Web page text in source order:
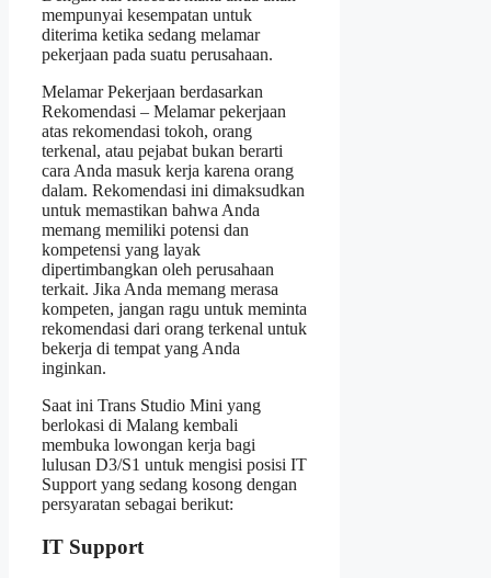
mempunyai kesempatan untuk
diterima ketika sedang melamar
pekerjaan pada suatu perusahaan.
Melamar Pekerjaan berdasarkan
Rekomendasi – Melamar pekerjaan
atas rekomendasi tokoh, orang
terkenal, atau pejabat bukan berarti
cara Anda masuk kerja karena orang
dalam. Rekomendasi ini dimaksudkan
untuk memastikan bahwa Anda
memang memiliki potensi dan
kompetensi yang layak
dipertimbangkan oleh perusahaan
terkait. Jika Anda memang merasa
kompeten, jangan ragu untuk meminta
rekomendasi dari orang terkenal untuk
bekerja di tempat yang Anda
inginkan.
Saat ini Trans Studio Mini yang
berlokasi di Malang kembali
membuka lowongan kerja bagi
lulusan D3/S1 untuk mengisi posisi IT
Support yang sedang kosong dengan
persyaratan sebagai berikut:
IT Support